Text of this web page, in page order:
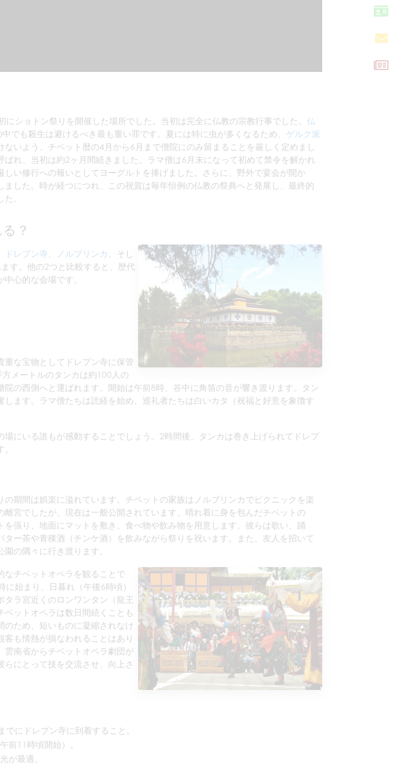
にショトン祭りを開催した場所でした。当初は完全に仏教の宗教行事でした。 仏
でも殺生は避けるべき最も重い罪です。夏には特に虫が多くなるため、 ゲルク派
いよう、チベット暦の4月から6月まで僧院にのみ留まることを厳しく定めまし
れ、当初は約2ヶ月間続きました。ラマ僧は6月末になって初めて禁令を解かれ
い修行への報いとしてヨーグルトを捧げました。さらに、野外で宴会が開か
した。時が経つにつれ、この祝賀は毎年恒例の仏教の祭典へと発展し、最終的
。
？
ドレプン寺 ノルブリンカ
、そし
す。他の2つと比較すると、歴代
心的な会場です。
重な宝物としてドレプン寺に保管
メートルのタンカは約100人の
の西側へと運ばれます。開始は午前8時、谷中に角笛の音が響き渡ります。タン
ます。ラマ僧たちは読経を始め、巡礼者たちは白いカタ（祝福と好意を象徴す
にいる誰もが感動することでしょう。2時間後、タンカは巻き上げられてドレプ
期間は娯楽に溢れています。チベットの家族はノルブリンカでピクニックを楽
宮でしたが、現在は一般公開されています。晴れ着に身を包んだチベットの
張り、地面にマットを敷き、食べ物や飲み物を用意します。彼らは歌い、踊
ー茶や青稞酒（チンケ酒）を飲みながら祭りを祝います。また、友人を招いて
の隅々に行き渡ります。
なチベットオペラを観ることで
始まり、日暮れ（午後6時頃）
タラ宮近くのロンワンタン（龍王
ットオペラは数日間続くことも
ため、短いものに凝縮されなけ
も情熱が損なわれることはあり
雲南省からチベットオペラ劇団が
にとって技を交流させ、向上さ
にドレプン寺に到着すること。
前11時頃開始）。
が最適。